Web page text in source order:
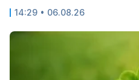
14:29 • 06.08.26